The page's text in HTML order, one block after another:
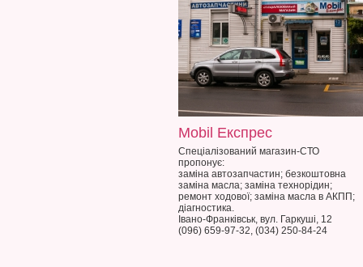
Mobil Експрес
Спеціалізований магазин-СТО
пропонує:
заміна автозапчастин; безкоштовна
заміна масла; заміна технорідин;
ремонт ходової; заміна масла в АКПП;
діагностика.
Івано-Франківськ, вул. Гаркуші, 12
(096) 659-97-32, (034) 250-84-24